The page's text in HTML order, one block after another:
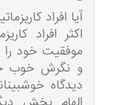
آیا افراد
اکثر افراد
موفقیت خود را
و نگرش خوب
دیدگاه